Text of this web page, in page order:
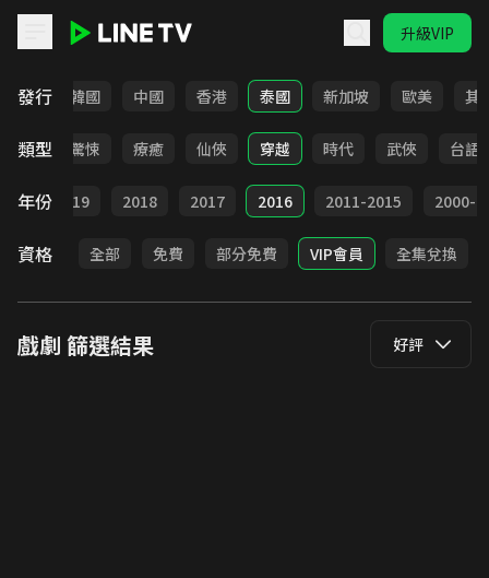
升級VIP
發行
日本 韓國 中國 香港 泰國 新加坡 歐美 其
類型
奇幻 驚悚 療癒 仙俠 穿越 時代 武俠 台語
年份 2019 2018 2017 2016 2011-2015 2000-
資格 全部 免費 部分免費 VIP會員 全集兌換
戲劇 篩選結果 好評